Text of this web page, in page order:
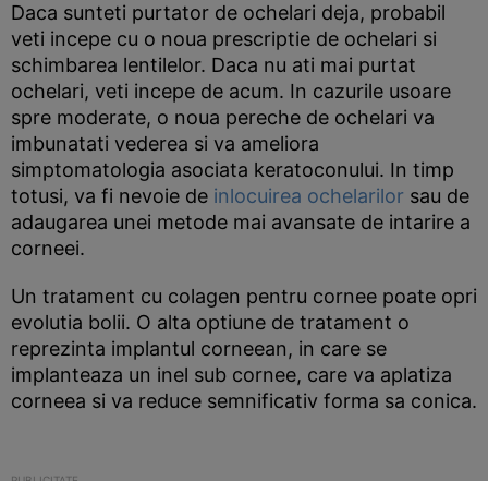
Daca sunteti purtator de ochelari deja, probabil
veti incepe cu o noua prescriptie de ochelari si
schimbarea lentilelor. Daca nu ati mai purtat
ochelari, veti incepe de acum. In cazurile usoare
spre moderate, o noua pereche de ochelari va
imbunatati vederea si va ameliora
simptomatologia asociata keratoconului. In timp
totusi, va fi nevoie de inlocuirea ochelarilor sau de
adaugarea unei metode mai avansate de intarire a
corneei.
Un tratament cu colagen pentru cornee poate opri
evolutia bolii. O alta optiune de tratament o
reprezinta implantul corneean, in care se
implanteaza un inel sub cornee, care va aplatiza
corneea si va reduce semnificativ forma sa conica.